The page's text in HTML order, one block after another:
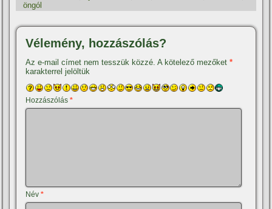
öngól
Vélemény, hozzászólás?
Az e-mail címet nem tesszük közzé. A kötelező mezőket*
karakterrel jelöltük
Hozzászólás*
Név*